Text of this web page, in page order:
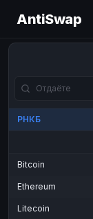
AntiSwap
РНКБ
Bitcoin
Ethereum
Litecoin